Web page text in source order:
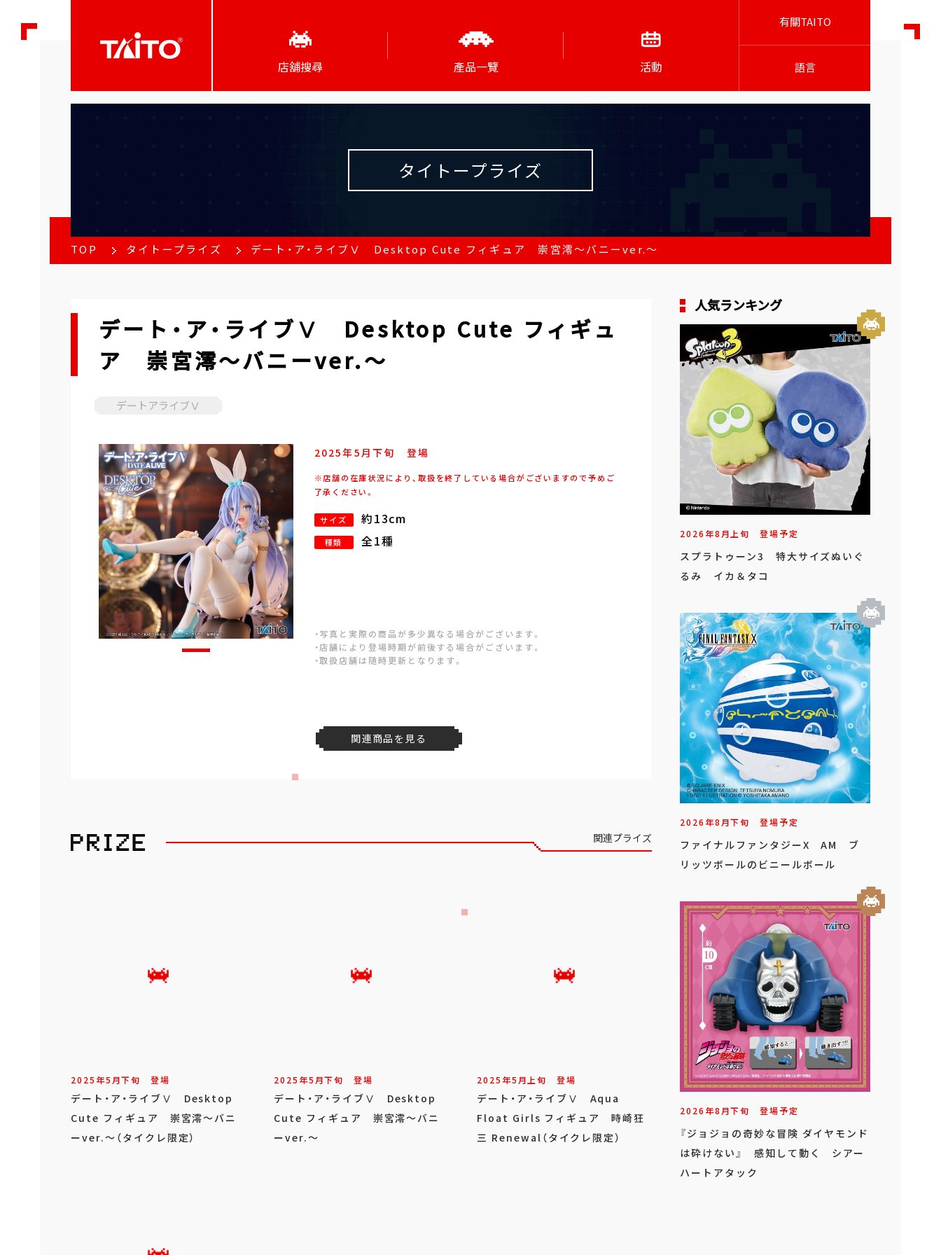
店舖搜尋 產品一覽 活動
有關TAITO
語言
タイトープライズ
TOP タイトープライズ デート・ア・ライブⅤ Desktop Cute フィギュア 崇宮澪～バニーver.～
デート・ア・ライブⅤ Desktop Cute フィギュ
ア 崇宮澪～バニーver.～
デートアライブⅤ
2025年5月下旬 登場
※店舗の在庫状況により、取扱を終了している場合がございますので予めご
了承ください。
サイズ 約13cm
種類 全1種
・写真と実際の商品が多少異なる場合がございます。
・店舗により登場時期が前後する場合がございます。
・取扱店舗は随時更新となります。
関連商品を見る
関連プライズ
2025年5月下旬 登場
デート・ア・ライブⅤ Desktop
Cute フィギュア 崇宮澪～バニ
ーver.～（タイクレ限定）
2025年5月下旬 登場
デート・ア・ライブⅤ Desktop
Cute フィギュア 崇宮澪～バニ
ーver.～
2025年5月上旬 登場
デート・ア・ライブⅤ Aqua
Float Girls フィギュア 時崎狂
三 Renewal（タイクレ限定）
人気ランキング
2026年8月上旬 登場予定
スプラトゥーン3 特大サイズぬいぐ
るみ イカ＆タコ
2026年8月下旬 登場予定
ファイナルファンタジーX AM ブ
リッツボールのビニールボール
2026年8月下旬 登場予定
『ジョジョの奇妙な冒険 ダイヤモンド
は砕けない』 感知して動く シアー
ハートアタック